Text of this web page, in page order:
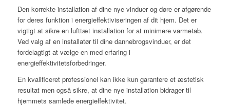
Den korrekte installation af dine nye vinduer og døre er afgørende
for deres funktion i energieffektiviseringen af dit hjem. Det er
vigtigt at sikre en lufttæt installation for at minimere varmetab.
Ved valg af en installatør til dine dannebrogsvinduer, er det
fordelagtigt at vælge en med erfaring i
energieffektivitetsforbedringer.
En kvalificeret professionel kan ikke kun garantere et æstetisk
resultat men også sikre, at dine nye installation bidrager til
hjemmets samlede energieffektivitet.